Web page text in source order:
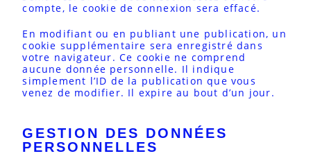
compte, le cookie de connexion sera effacé.
En modifiant ou en publiant une publication, un
cookie supplémentaire sera enregistré dans
votre navigateur. Ce cookie ne comprend
aucune donnée personnelle. Il indique
simplement l’ID de la publication que vous
venez de modifier. Il expire au bout d’un jour.
GESTION DES DONNÉES
PERSONNELLES